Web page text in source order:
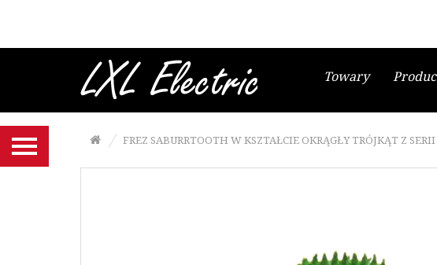
Gesztelki do brzeszczotów
Wyrzynarki i papier ścierny
Frezy, tarcze SABURRTOOTH
Narzędzia MANPA
Towary
FREZ SABURRTOOTH W KSZTAŁCIE OKRĄGŁY TRÓJKĄT Z